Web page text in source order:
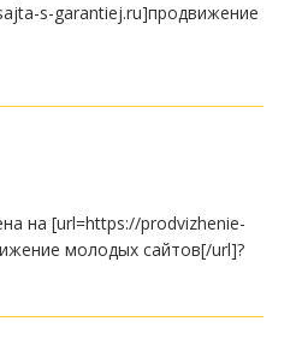
s-garantiej.ru]продвижение
на [url=https://prodvizhenie-
молодых сайтов[/url]?